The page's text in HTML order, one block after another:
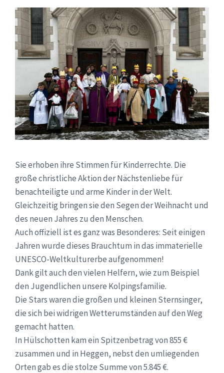
Sie erhoben ihre Stimmen für Kinderrechte. Die
große christliche Aktion der Nächstenliebe für
benachteiligte und arme Kinder in der Welt.
Gleichzeitig bringen sie den Segen der Weihnacht und
des neuen Jahres zu den Menschen.
Auch offiziell ist es ganz was Besonderes: Seit einigen
Jahren wurde dieses Brauchtum in das immaterielle
UNESCO-Weltkulturerbe aufgenommen!
Dank gilt auch den vielen Helfern, wie zum Beispiel
den Jugendlichen unsere Kolpingsfamilie.
Die Stars waren die großen und kleinen Sternsinger,
die sich bei widrigen Wetterumständen auf den Weg
gemacht hatten.
In Hülschotten kam ein Spitzenbetrag von 855 €
zusammen und in Heggen, nebst den umliegenden
Orten gab es die stolze Summe von 5.845 €.